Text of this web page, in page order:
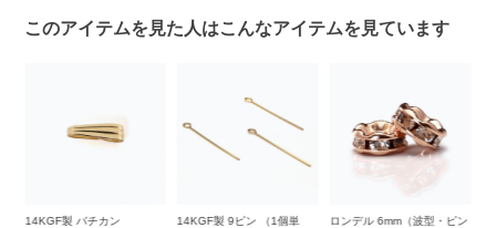
このアイテムを見た人はこんなアイテムを見ています
14KGF製 バチカン
14KGF製 9ピン （1個単
ロンデル 6mm（波型・ピン